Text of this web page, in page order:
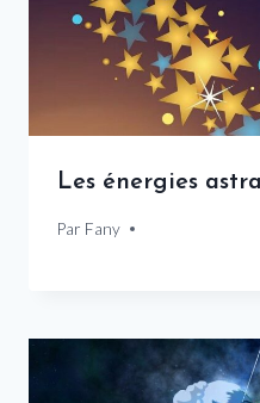
Les énergies
Par Fany
7 novembre 2024